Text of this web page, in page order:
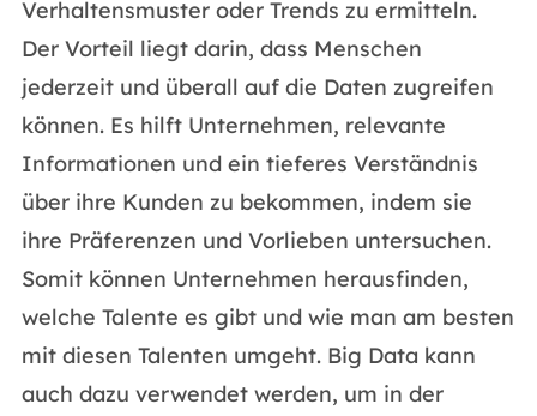
Verhaltensmuster oder Trends zu ermitteln.
Der Vorteil liegt darin, dass Menschen
jederzeit und überall auf die Daten zugreifen
können. Es hilft Unternehmen, relevante
Informationen und ein tieferes Verständnis
über ihre Kunden zu bekommen, indem sie
ihre Präferenzen und Vorlieben untersuchen.
Somit können Unternehmen herausfinden,
welche Talente es gibt und wie man am besten
mit diesen Talenten umgeht. Big Data kann
auch dazu verwendet werden, um in der